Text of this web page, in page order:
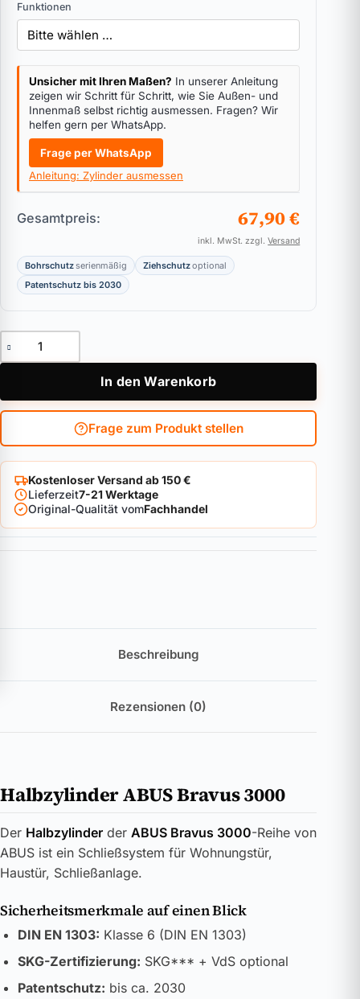
Funktionen
Unsicher mit Ihren Maßen? In unserer Anleitung
zeigen wir Schritt für Schritt, wie Sie Außen- und
Innenmaß selbst richtig ausmessen. Fragen? Wir
helfen gern per WhatsApp.
Frage per WhatsApp
Anleitung: Zylinder ausmessen
Gesamtpreis: 67,90 €
inkl. MwSt. zzgl.Versand
Bohrschutzserienmäßig Ziehschutzoptional
Patentschutz bis 2030
Halbzylinder ABUS Bravus 3000 Menge
In den Warenkorb
Frage zum Produkt stellen
Kostenloser Versand ab 150 €
Lieferzeit7-21 Werktage
Original-Qualität vomFachhandel
Beschreibung
Rezensionen (0)
Halbzylinder ABUS Bravus 3000
Der Halbzylinder der ABUS Bravus 3000-Reihe von
ABUS ist ein Schließsystem für Wohnungstür,
Haustür, Schließanlage.
Sicherheitsmerkmale auf einen Blick
DIN EN 1303: Klasse 6 (DIN EN 1303)
SKG-Zertifizierung: SKG*** + VdS optional
Patentschutz: bis ca. 2030